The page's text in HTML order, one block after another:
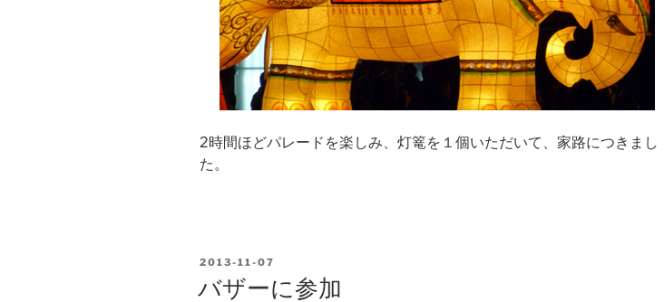
2時間ほどパレードを楽しみ、灯篭を１個いただいて、家路につきまし
た。
POSTED
2013-11-07
バザーに参加